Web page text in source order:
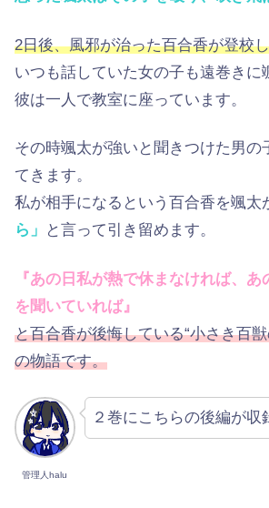
2日後、風邪が治った百合香が登校
いつも話していた女の子も遠巻きに
彼は一人で教室に座っています。
その時颯太が強いと聞きつけた男の
てきます。
私が相手になるという百合香を颯太
ら」
と言って引き留めます。
『あの日私が熱で休まなければ、
を聞いていれば』
と百合香が後悔している“小さき百
の物語です。
管理人halu
２巻にこちらの後編が収